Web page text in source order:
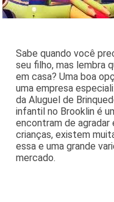
Sabe quando você
seu filho, mas lembra
em casa? Uma boa
uma empresa
da Aluguel de
infantil no Brooklin é
encontram de agradar
crianças, existem
essa e uma grande
mercado.